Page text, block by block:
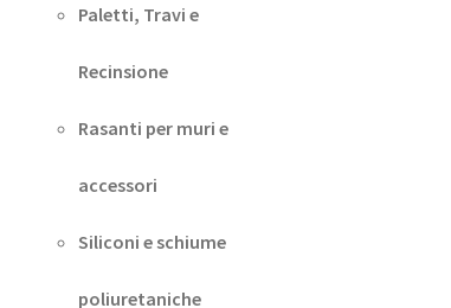
Paletti, Travi e
Recinsione
Rasanti per muri e
accessori
Siliconi e schiume
poliuretaniche